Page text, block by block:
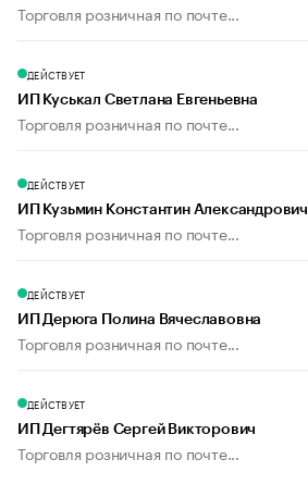
Торговля розничная по почте...
ДЕЙСТВУЕТ
ИП Куськал Светлана Евгеньевна
Торговля розничная по почте...
ДЕЙСТВУЕТ
ИП Кузьмин Константин Александрович
Торговля розничная по почте...
ДЕЙСТВУЕТ
ИП Дерюга Полина Вячеславовна
Торговля розничная по почте...
ДЕЙСТВУЕТ
ИП Дегтярёв Сергей Викторович
Торговля розничная по почте...